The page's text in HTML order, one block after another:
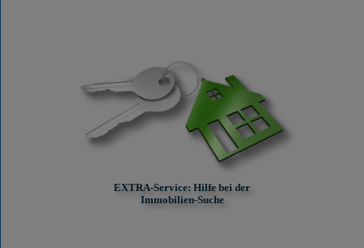
EXTRA-Service: Hilfe bei der
Immobilien-Suche